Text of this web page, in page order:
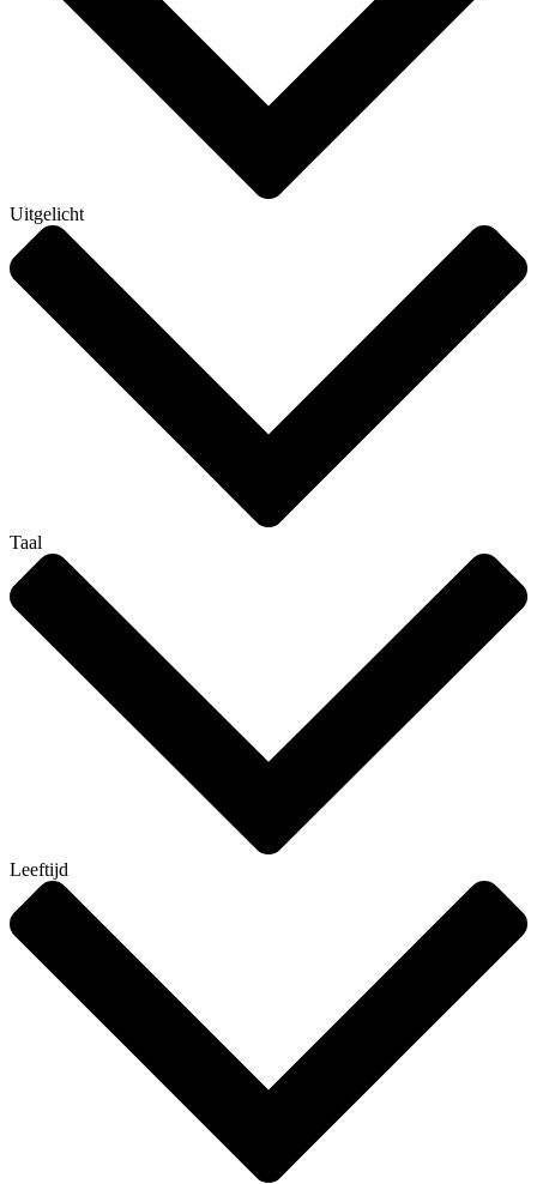
Uitgelicht
Taal
Leeftijd